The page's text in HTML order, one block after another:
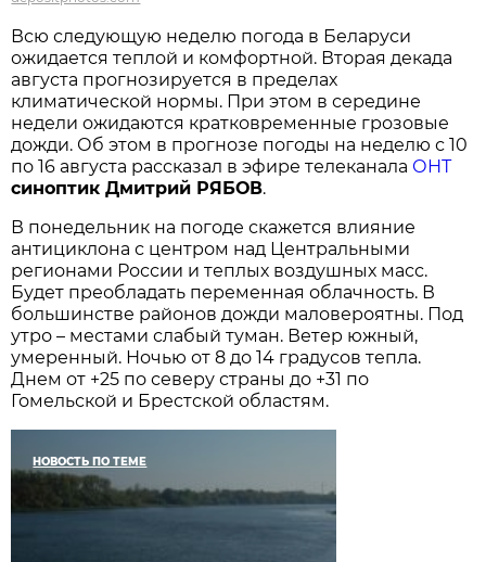
Всю следующую неделю погода в Беларуси
ожидается теплой и комфортной. Вторая декада
августа прогнозируется в пределах
климатической нормы. При этом в середине
недели ожидаются кратковременные грозовые
дожди. Об этом в прогнозе погоды на неделю с 10
по 16 августа рассказал в эфире телеканала ОНТ
синоптик Дмитрий РЯБОВ.
В понедельник на погоде скажется влияние
антициклона с центром над Центральными
регионами России и теплых воздушных масс.
Будет преобладать переменная облачность. В
большинстве районов дожди маловероятны. Под
утро – местами слабый туман. Ветер южный,
умеренный. Ночью от 8 до 14 градусов тепла.
Днем от +25 по северу страны до +31 по
Гомельской и Брестской областям.
НОВОСТЬ ПО ТЕМЕ